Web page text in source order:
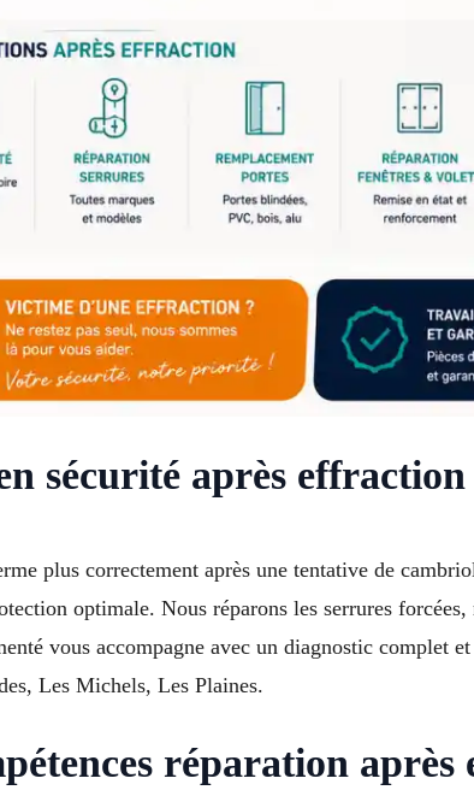
sécurité après effraction
plus correctement après une tentative de
optimale. Nous réparons les serrures
vous accompagne avec un diagnostic complet
Les Michels, Les Plaines.
réparation